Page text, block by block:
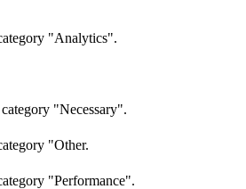
"Analytics".
"Necessary".
"Other.
"Performance".